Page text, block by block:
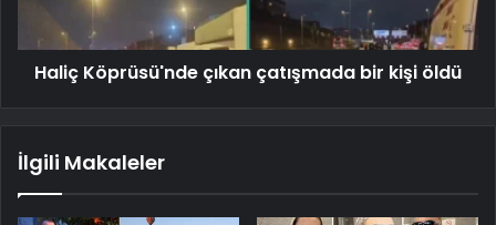
Haliç Köprüsü'nde çıkan çatışmada bir kişi öldü
İlgili Makaleler